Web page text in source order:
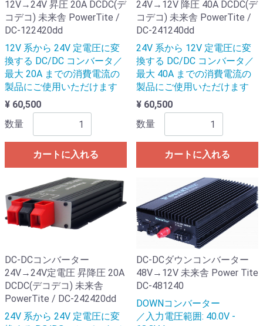
12V→24V 昇圧 20A DCDC(デ
コデコ) 未来舎 PowerTite /
DC-122420dd
12V 系から 24V 定電圧に変
換する DC/DC コンバータ／
最大 20A までの消費電流の
製品にご使用いただけます
¥ 60,500
数量
カートに入れる
24V→12V 降圧 40A DCDC(デ
コデコ) 未来舎 PowerTite /
DC-241240dd
24V 系から 12V 定電圧に変
換する DC/DC コンバータ／
最大 40A までの消費電流の
製品にご使用いただけます
¥ 60,500
数量
カートに入れる
DC-DCコンバーター
24V→24V定電圧 昇降圧 20A
DCDC(デコデコ) 未来舎
PowerTite / DC-242420dd
24V 系から 24V 定電圧に変
DC-DCダウンコンバーター
48V→12V 未来舎 Power Tite
DC-481240
DOWNコンバーター
／入力電圧範囲: 40.0V -